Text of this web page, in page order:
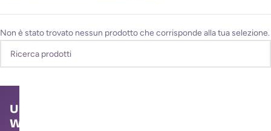
Non è stato trovato nessun prodotto che corrisponde alla tua selezione.
Unisciti alla community
WallMall